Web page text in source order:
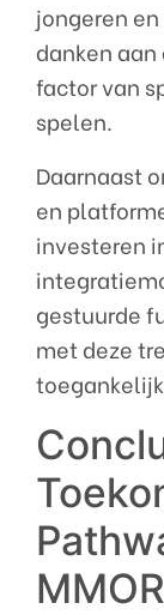
jongeren
danken
factor van
spelen.
Daarnaast
en
investeren
gestuurde
met deze